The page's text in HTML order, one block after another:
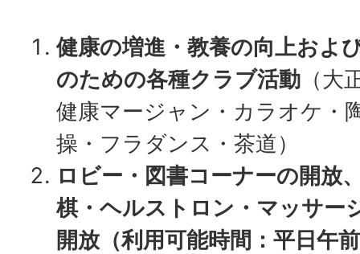
健康の増進・教養の向上およ
のための各種クラブ活動 （
健康マージャン・カラオケ・
操・フラダンス・茶道）
ロビー・図書コーナーの開放
棋・ヘルストロン・マッサー
開放（利用可能時間：平日午